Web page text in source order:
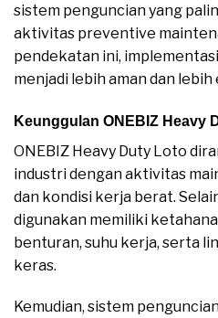
sistem penguncian yang
aktivitas preventive
pendekatan ini,
menjadi lebih aman dan lebih
Keunggulan ONEBIZ Heavy
ONEBIZ Heavy Duty Loto
industri dengan aktivitas
dan kondisi kerja berat.
digunakan memiliki
benturan, suhu kerja, serta
keras.
Kemudian, sistem